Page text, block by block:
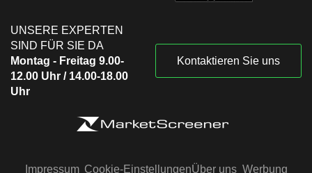
UNSERE EXPERTEN
SIND FÜR SIE DA
Montag - Freitag 9.00-
12.00 Uhr / 14.00-18.00
Uhr
Kontaktieren Sie uns
Impressum Cookie-EinstellungenÜber uns Werbung